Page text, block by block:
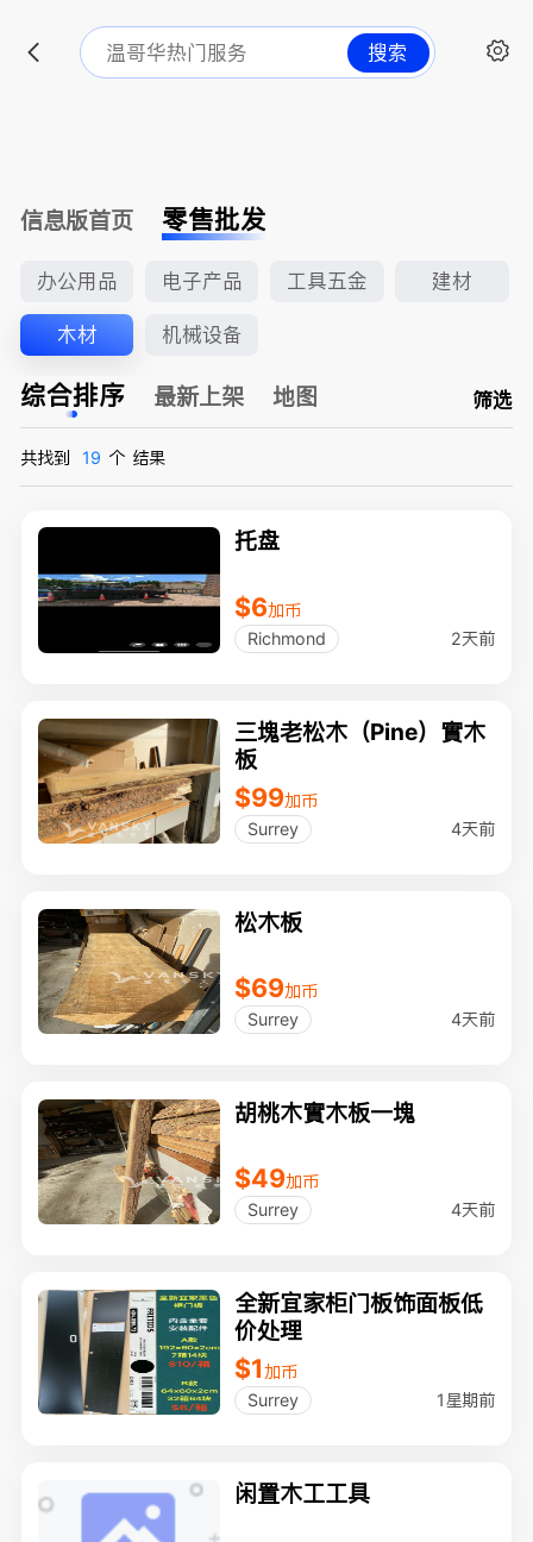
搜索
信息版首页 零售批发
办公用品 电子产品 工具五金 建材
木材 机械设备
综合排序 最新上架 地图 筛选
共找到 19 个 结果
托盘
$6加币
Richmond
2天前
三塊老松木（Pine）實木
板
$99加币
Surrey
4天前
松木板
$69加币
Surrey
4天前
胡桃木實木板一塊
$49加币
Surrey
4天前
全新宜家柜门板饰面板低
价处理
$1加币
Surrey
1星期前
闲置木工工具